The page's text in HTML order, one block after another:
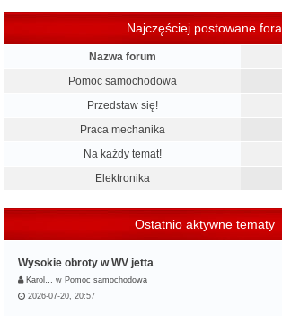
Najczęściej postowane fora
Nazwa forum
Pomoc samochodowa
Przedstaw się!
Praca mechanika
Na każdy temat!
Elektronika
Ostatnio aktywne tematy
Wysokie obroty w WV jetta
Karol… w Pomoc samochodowa
2026-07-20, 20:57